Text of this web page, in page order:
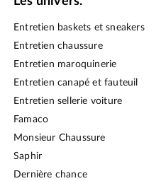
Entretien baskets et sneakers
Entretien chaussure
Entretien maroquinerie
Entretien canapé et fauteuil
Entretien sellerie voiture
Famaco
Monsieur Chaussure
Saphir
Dernière chance